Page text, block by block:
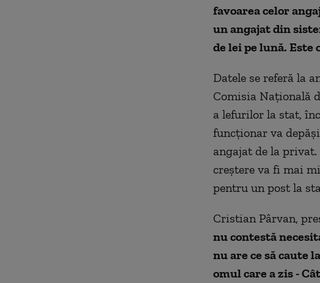
favoarea celor
un angajat din
de lei pe lună. Este
Datele se referă la
Comisia Naţională
a lefurilor la stat,
funcţionar va
angajat de la
creştere va fi mai
pentru un post la
Cristian Pârvan,
nu contestă
nu are ce să caute
omul care a zis -